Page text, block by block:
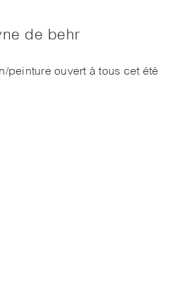
de behr
peinture ouvert à tous cet été